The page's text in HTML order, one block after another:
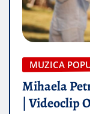
MUZICA
Mihaela
| Videoclip